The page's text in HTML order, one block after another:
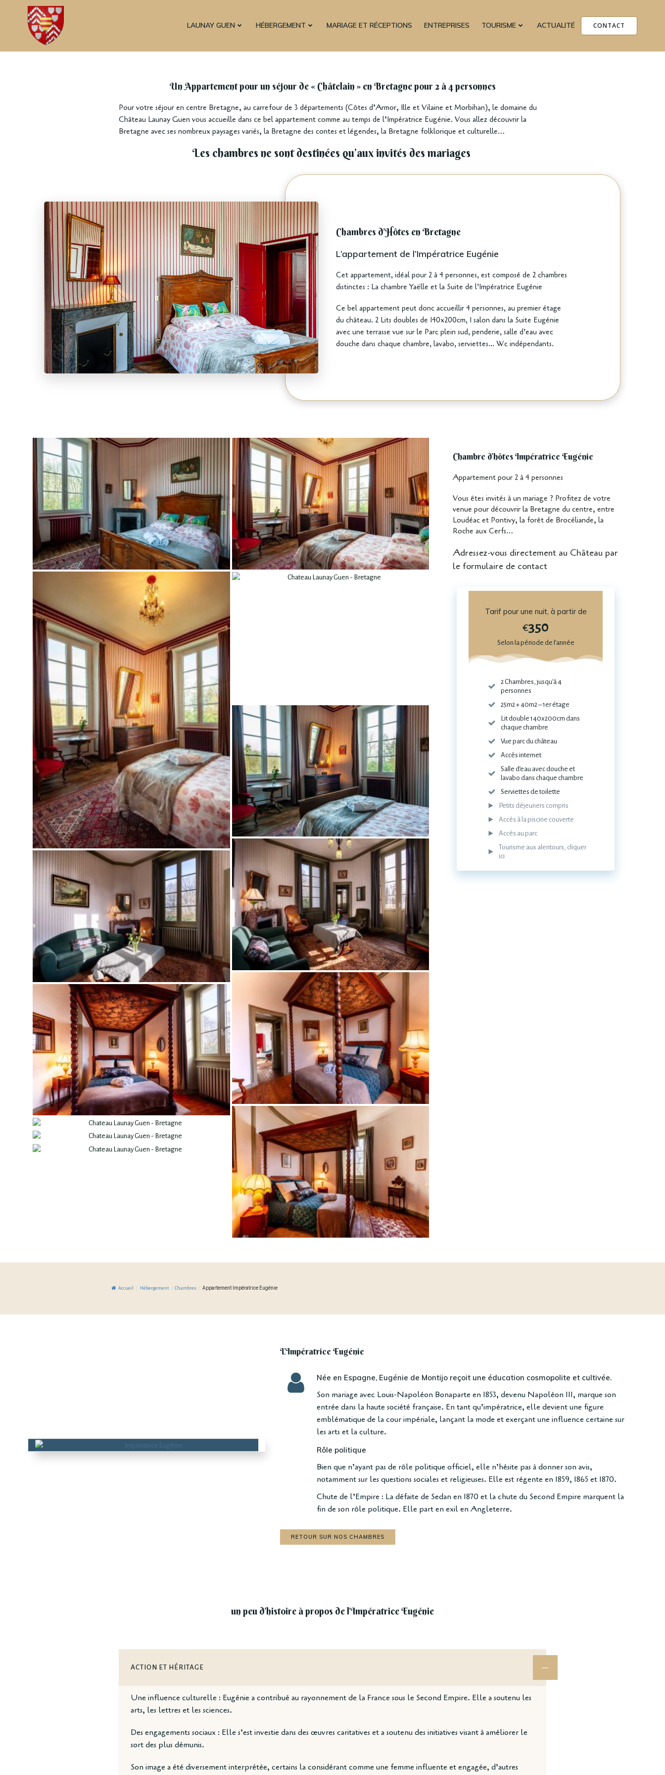
LAUNAY GUEN HÉBERGEMENT MARIAGE ET RÉCEPTIONS ENTREPRISES TOURISME ACTUALITÉ CONTACT
Un Appartement pour un séjour de « Châtelain » en Bretagne pour 2 à 4 personnes
Pour votre séjour en centre Bretagne, au carrefour de 3 départements (Côtes d’Armor, Ille et Vilaine et Morbihan), le domaine du
Château Launay Guen vous accueille dans ce bel appartement comme au temps de l’Impératrice Eugénie. Vous allez découvrir la
Bretagne avec ses nombreux paysages variés, la Bretagne des contes et légendes, la Bretagne folklorique et culturelle…
Les chambres ne sont destinées qu’aux invités des mariages
Chambres d’Hôtes en Bretagne
L’appartement de l’Impératrice Eugénie
Cet appartement, idéal pour 2 à 4 personnes, est composé de 2 chambres
distinctes : La chambre Yaëlle et la Suite de l’Impératrice Eugénie
Ce bel appartement peut donc accueillir 4 personnes, au premier étage
du château. 2 Lits doubles de 140x200cm, 1 salon dans la Suite Eugénie
avec une terrasse vue sur le Parc plein sud, penderie, salle d’eau avec
douche dans chaque chambre, lavabo, serviettes… Wc indépendants.
Chambre d’hôtes Impératrice Eugénie
Appartement pour 2 à 4 personnes
Vous êtes invités à un mariage ? Profitez de votre
venue pour découvrir la Bretagne du centre, entre
Loudéac et Pontivy, la forêt de Brocéliande, la
Roche aux Cerfs…
Adressez-vous directement au Château par
le formulaire de contact
Tarif pour une nuit, à partir de
€350
Selon la période de l’année
2 Chambres, jusqu’à 4
personnes
25m2 + 40m2 – 1er étage
Lit double 140x200cm dans
chaque chambre
Vue parc du château
Accès internet
Salle d’eau avec douche et
lavabo dans chaque chambre
Serviettes de toilette
Petits déjeuners compris
Accès à la piscine couverte
Accès au parc
Tourisme aux alentours, cliquer
ici
Accueil / Hébergement / Chambres / Appartement Impératrice Eugénie
L’Impératrice Eugénie
Née en Espagne, Eugénie de Montijo reçoit une éducation cosmopolite et cultivée.
Son mariage avec Louis-Napoléon Bonaparte en 1853, devenu Napoléon III, marque son
entrée dans la haute société française. En tant qu’impératrice, elle devient une figure
emblématique de la cour impériale, lançant la mode et exerçant une influence certaine sur
les arts et la culture.
Rôle politique
Bien que n’ayant pas de rôle politique officiel, elle n’hésite pas à donner son avis,
notamment sur les questions sociales et religieuses. Elle est régente en 1859, 1865 et 1870.
Chute de l’Empire : La défaite de Sedan en 1870 et la chute du Second Empire marquent la
fin de son rôle politique. Elle part en exil en Angleterre.
RETOUR SUR NOS CHAMBRES
un peu d’histoire à propos de l’Impératrice Eugénie
ACTION ET HÉRITAGE
Une influence culturelle : Eugénie a contribué au rayonnement de la France sous le Second Empire. Elle a soutenu les
arts, les lettres et les sciences.
Des engagements sociaux : Elle s’est investie dans des œuvres caritatives et a soutenu des initiatives visant à améliorer le
sort des plus démunis.
Son image a été diversement interprétée, certains la considérant comme une femme influente et engagée, d’autres